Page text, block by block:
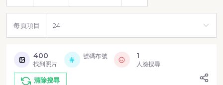
每頁項目
400
找到照片
號碼布號 1
人臉搜尋
清除搜尋